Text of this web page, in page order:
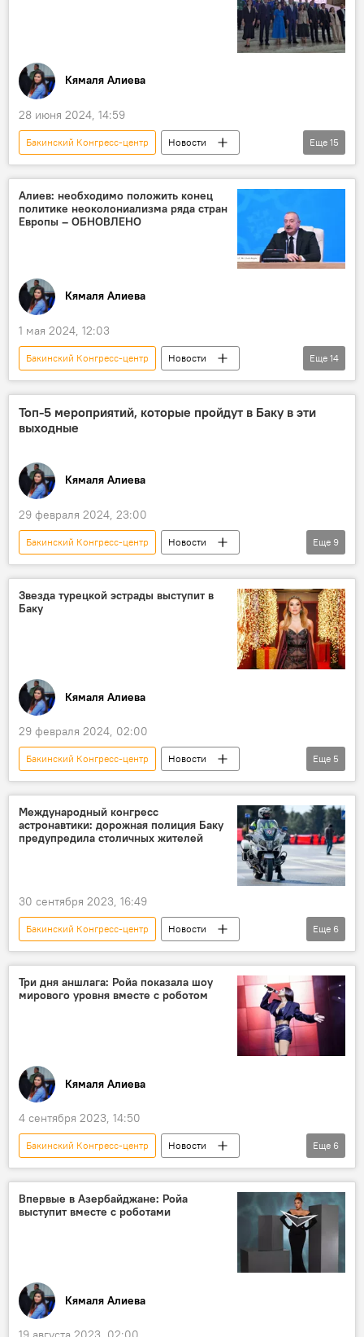
Кямаля Алиева
28 июня 2024, 14:59
Бакинский Конгресс-центр
Новости
Азербайджан
Карабах
Лачин
Пресс-конференция
замминистра молодежи и спорта Азербайджана Индира Гаджиева
социальные услуги
Реконструкция
Физули
Общество
Еще 15
Алиев: необходимо положить конец
политике неоколониализма ряда стран
Европы – ОБНОВЛЕНО
Кямаля Алиева
1 мая 2024, 12:03
Бакинский Конгресс-центр
Новости
Азербайджан
Межкультурный диалог
"Бакинский процесс"
Глобальный форум
Баку
мирный договор
Неоколониализм
Франция
Еще 14
Топ-5 мероприятий, которые пройдут в Баку в эти
выходные
Кямаля Алиева
29 февраля 2024, 23:00
Бакинский Конгресс-центр
Новости
Азербайджан
Баку
Афиша
Куда сходить в выходные
звезда турецкой эстрады Хадисе Ачыкгёз
Государственный симфонический оркестр имени Узеира Гаджибейли
кубинский музыкант Альфредо Родригес
Еще 9
Звезда турецкой эстрады выступит в
Баку
Кямаля Алиева
29 февраля 2024, 02:00
Бакинский Конгресс-центр
Новости
Азербайджан
Турция
поп-музыка
Поп-звезда
Концерт
Еще 5
Международный конгресс
астронавтики: дорожная полиция Баку
предупредила столичных жителей
30 сентября 2023, 16:49
Бакинский Конгресс-центр
Новости
Новости Баку
Азербайджан
Баку
мероприятие
Дорожная полиция
МВД АР
Еще 6
Три дня аншлага: Ройа показала шоу
мирового уровня вместе с роботом
Кямаля Алиева
4 сентября 2023, 14:50
Бакинский Конгресс-центр
Новости
Азербайджан
Культура
Музыка
Ройа Айхан
Концерт
Еще 6
Впервые в Азербайджане: Ройа
выступит вместе с роботами
Кямаля Алиева